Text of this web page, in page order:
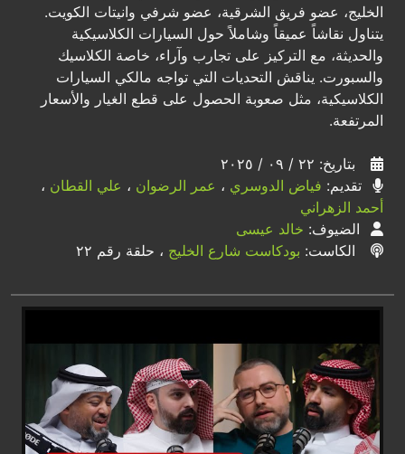
الخليج، عضو فريق الشرقية، عضو شرفي وانيتات الكويت.
يتناول نقاشاً عميقاً وشاملاً حول السيارات الكلاسيكية
والحديثة، مع التركيز على تجارب وآراء، خاصة الكلاسيك
والسبورت. يناقش التحديات التي تواجه مالكي السيارات
الكلاسيكية، مثل صعوبة الحصول على قطع الغيار والأسعار
المرتفعة.
بتاريخ: ٢٢ / ٠٩ / ٢٠٢٥
تقديم: فياض الدوسري ، عمر الرضوان ، علي القطان ،
أحمد الزهراني
الضيوف: خالد عيسى
الكاست: بودكاست شارع الخليج ، حلقة رقم ٢٢